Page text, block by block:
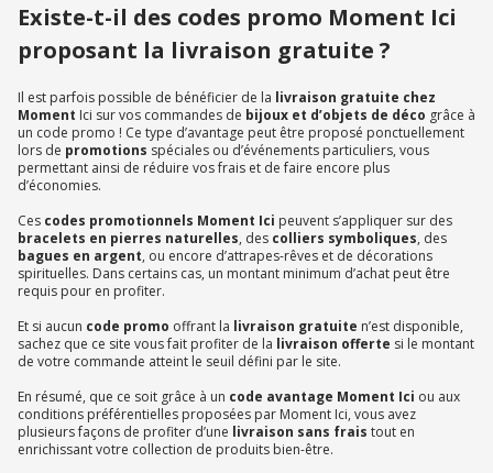
Existe-t-il des codes promo Moment Ici
proposant la livraison gratuite ?
Il est parfois possible de bénéficier de la livraison gratuite chez
Moment Ici sur vos commandes de bijoux et d’objets de déco grâce à
un code promo ! Ce type d’avantage peut être proposé ponctuellement
lors de promotions spéciales ou d’événements particuliers, vous
permettant ainsi de réduire vos frais et de faire encore plus
d’économies.
Ces codes promotionnels Moment Ici peuvent s’appliquer sur des
bracelets en pierres naturelles, des colliers symboliques, des
bagues en argent, ou encore d’attrapes-rêves et de décorations
spirituelles. Dans certains cas, un montant minimum d’achat peut être
requis pour en profiter.
Et si aucun code promo offrant la livraison gratuite n’est disponible,
sachez que ce site vous fait profiter de la livraison offerte si le montant
de votre commande atteint le seuil défini par le site.
En résumé, que ce soit grâce à un code avantage Moment Ici ou aux
conditions préférentielles proposées par Moment Ici, vous avez
plusieurs façons de profiter d’une livraison sans frais tout en
enrichissant votre collection de produits bien-être.